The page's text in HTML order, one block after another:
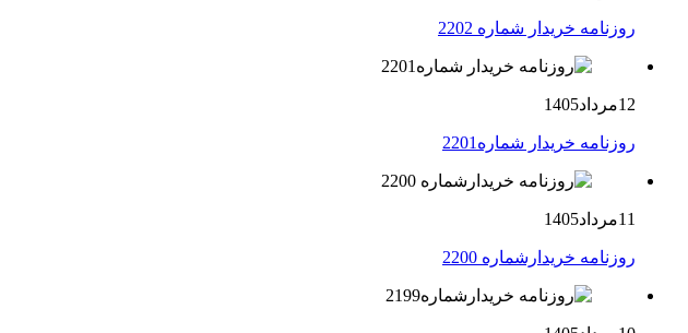
روزنامه خریدار شماره 2202
12مرداد1405
روزنامه خریدار شماره2201
11مرداد1405
روزنامه خریدارشماره 2200